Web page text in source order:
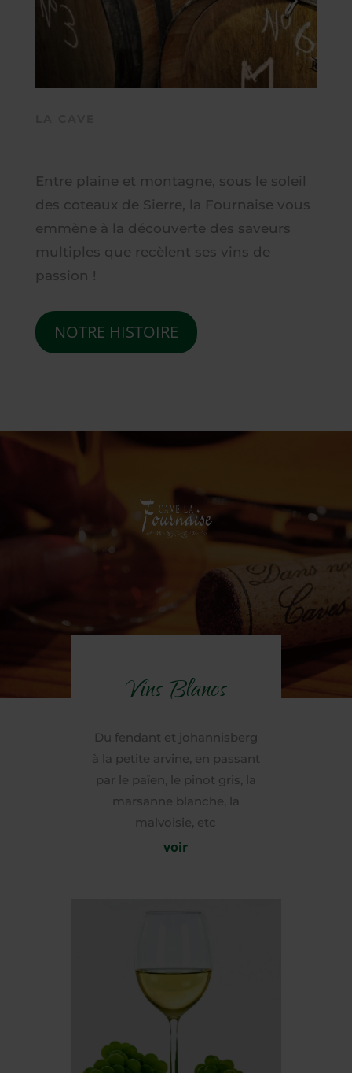
Entre plaine et montagne, sous le soleil
des coteaux de Sierre, la Fournaise vous
emmène à la découverte des saveurs
multiples que recèlent ses vins de
passion !
NOTRE HISTOIRE
Vins Blancs
Du fendant et johannisberg
à la petite arvine, en passant
par le païen, le pinot gris, la
marsanne blanche, la
malvoisie, etc
voir